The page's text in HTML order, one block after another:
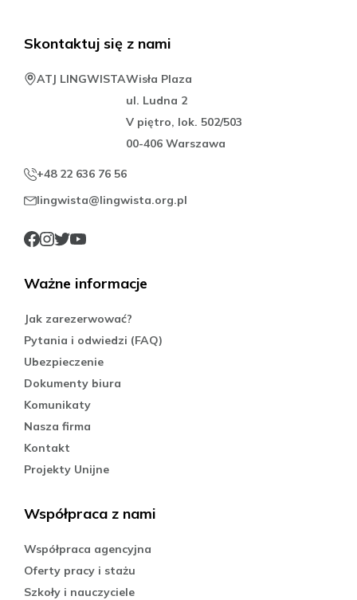
Skontaktuj się z nami
ATJ LINGWISTAWisła Plaza
ul. Ludna 2
V piętro, lok. 502/503
00-406 Warszawa
+48 22 636 76 56
lingwista@lingwista.org.pl
Ważne informacje
Jak zarezerwować?
Pytania i odwiedzi (FAQ)
Ubezpieczenie
Dokumenty biura
Komunikaty
Nasza firma
Kontakt
Projekty Unijne
Współpraca z nami
Współpraca agencyjna
Oferty pracy i stażu
Szkoły i nauczyciele